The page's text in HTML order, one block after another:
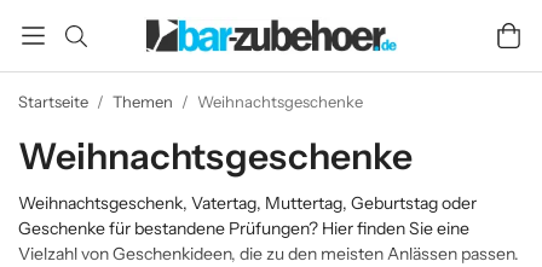
Startseite / Themen / Weihnachtsgeschenke
Weihnachtsgeschenke
Weihnachtsgeschenk, Vatertag, Muttertag, Geburtstag oder
Geschenke für bestandene Prüfungen? Hier finden Sie eine
Vielzahl von Geschenkideen, die zu den meisten Anlässen passen.